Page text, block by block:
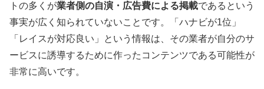
トの多くが業者側の自演・広告費による掲載であるという
事実が広く知られていないことです。「ハナビが1位」
「レイスが対応良い」という情報は、その業者が自分のサ
ービスに誘導するために作ったコンテンツである可能性が
非常に高いです。